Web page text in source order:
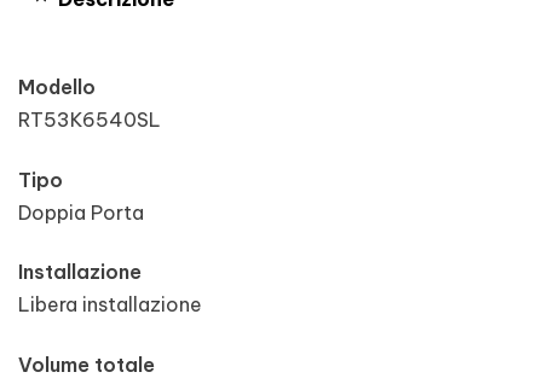
Modello
RT53K6540SL
Tipo
Doppia Porta
Installazione
Libera installazione
Volume totale